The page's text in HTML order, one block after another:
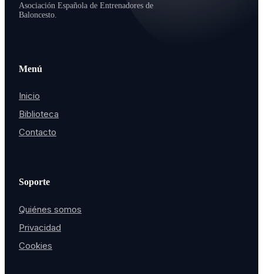
Asociación Española de Entrenadores de
Baloncesto.
Menú
Inicio
Biblioteca
Contacto
Soporte
Quiénes somos
Privacidad
Cookies